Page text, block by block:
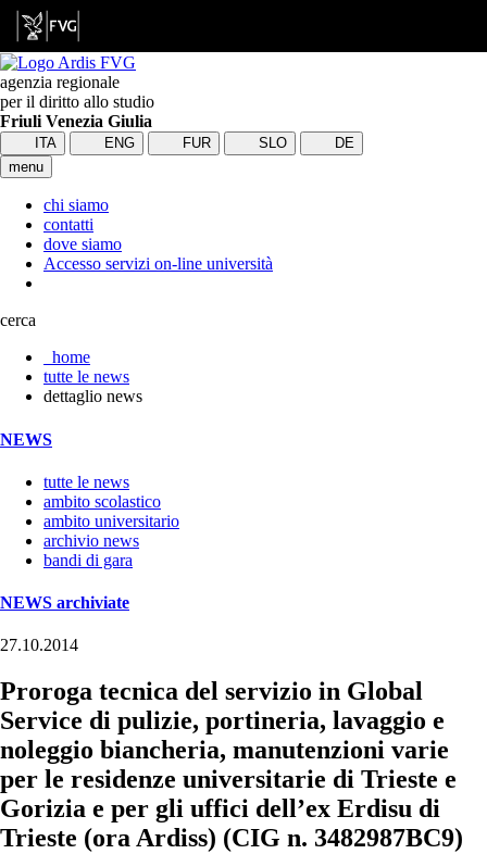
agenzia regionale
per il diritto allo studio
Friuli Venezia Giulia
ITA ENG FUR SLO
DE
menu
chi siamo
contatti
dove siamo
Accesso servizi on-line università
cerca
home
tutte le news
dettaglio news
NEWS
tutte le news
ambito scolastico
ambito universitario
archivio news
bandi di gara
NEWS archiviate
27.10.2014
Proroga tecnica del servizio in Global
Service di pulizie, portineria, lavaggio e
noleggio biancheria, manutenzioni varie
per le residenze universitarie di Trieste e
Gorizia e per gli uffici dell’ex Erdisu di
Trieste (ora Ardiss) (CIG n. 3482987BC9)